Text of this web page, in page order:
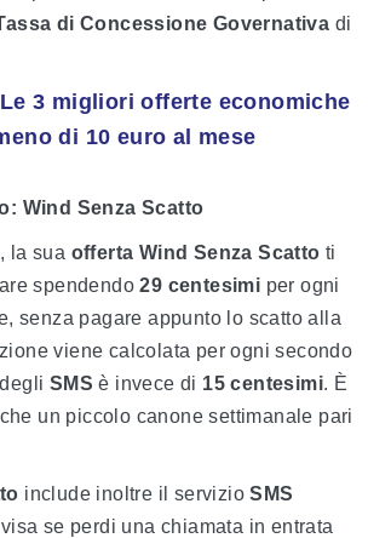
di Concessione Governativa di
Le 3 migliori offerte economiche
di 10 euro al mese
Wind Senza Scatto
, la sua offerta Wind Senza Scatto ti
spendendo29 centesimi per ogni
senza pagare appunto lo scatto alla
viene calcolata per ogni secondo
SMS è invece di 15 centesimi. È
un piccolo canone settimanale pari
include inoltre il servizioSMS
se perdi una chiamata in entrata